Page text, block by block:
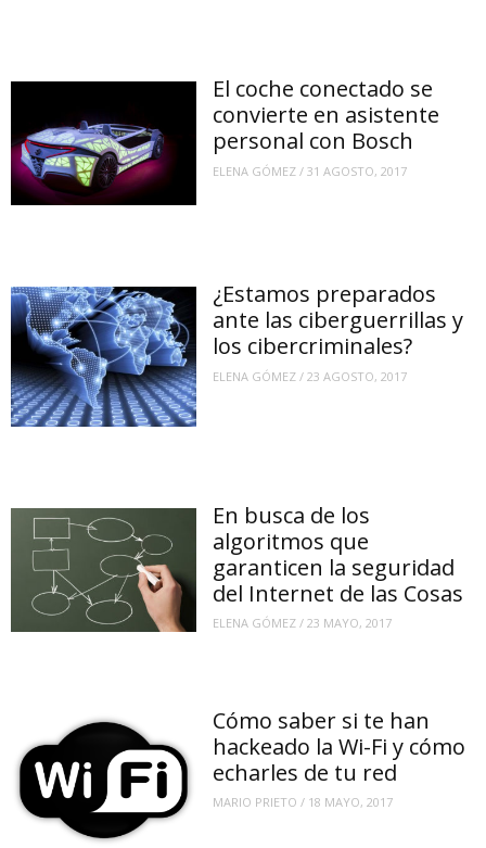
El coche conectado se
convierte en asistente
personal con Bosch
ELENA GÓMEZ /31 AGOSTO, 2017
¿Estamos preparados
ante las ciberguerrillas y
los cibercriminales?
ELENA GÓMEZ / 23 AGOSTO, 2017
En busca de los
algoritmos que
garanticen la seguridad
del Internet de las Cosas
ELENA GÓMEZ /23 MAYO, 2017
Cómo saber si te han
hackeado la Wi-Fi y cómo
echarles de tu red
MARIO PRIETO / 18 MAYO, 2017